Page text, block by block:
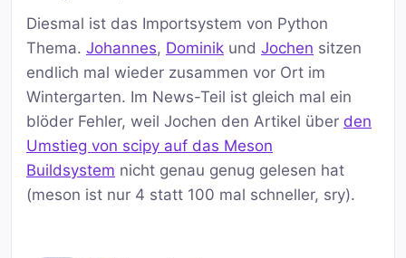
Diesmal ist das Importsystem von Python
Thema. Johannes, Dominik und Jochen sitzen
endlich mal wieder zusammen vor Ort im
Wintergarten. Im News-Teil ist gleich mal ein
blöder Fehler, weil Jochen den Artikel über den
Umstieg von scipy auf das Meson
Buildsystem nicht genau genug gelesen hat
(meson ist nur 4 statt 100 mal schneller, sry).